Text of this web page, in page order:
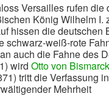
Versailles rufen die
König Wilhelm I.
hissen die deutschen
schwarz-weiß-rote
auch die Fahne des
wird Otto von Bismarck
tritt die Verfassung
Mehrheit